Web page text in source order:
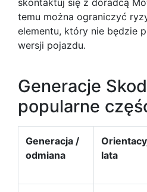
skontaktuj się z doradcą
temu można ograniczyć
elementu, który nie będzie
wersji pojazdu.
Generacje
popularne
Generacja /
odmiana
lata